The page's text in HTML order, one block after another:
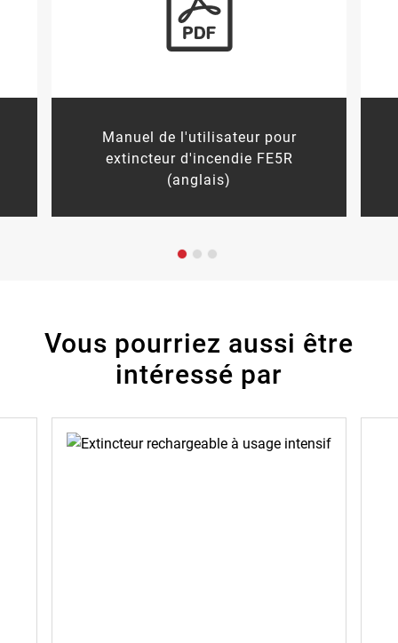
Manuel de l'utilisateur pour
extincteur d'incendie FE5R
(anglais)
Vous pourriez aussi être
intéressé par